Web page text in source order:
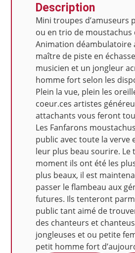
Description
Mini troupes d’amuseurs
ou en trio de moustachus
Animation déambulatoire
maître de piste en
musicien et un jongleur
homme fort selon les
Plein la vue, plein les
coeur.ces artistes
attachants vous feront
Les Fanfarons
public avec toute la verve
leur plus beau sourire. Le
moment ils ont été les
plus beaux, il est
passer le flambeau aux
futures. Ils tenteront
public tant aimé de
des chanteurs et
jongleuses et ou petite
petit homme fort